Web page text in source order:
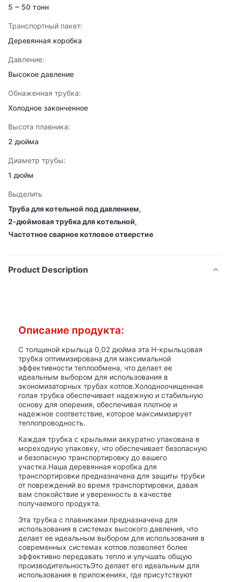
5 ~ 50 тонн
Транспортный пакет:
Деревянная коробка
Давление:
Высокое давление
Обнаженная трубка:
Холодное законченное
Высота плавника:
2 дюйма
Диаметр трубы:
1 дюйм
Выделить
Труба для котельной под давлением,
2-дюймовая трубка для котельной,
Частотное сварное котловое отверстие
Product Description
Описание продукта:
С толщиной крыльца 0,02 дюйма эта H-крыльцовая
трубка оптимизирована для максимальной
эффективности теплообмена, что делает ее
идеальным выбором для использования в
экономизаторных трубах котлов.Холодноочищенная
голая трубка обеспечивает надежную и стабильную
основу для оперения, обеспечивая плотное и
надежное соответствие, которое максимизирует
теплопроводность.
Каждая трубка с крыльями аккуратно упакована в
мореходную упаковку, что обеспечивает безопасную
и безопасную транспортировку до вашего
участка.Наша деревянная коробка для
транспортировки предназначена для защиты трубки
от повреждений во время транспортировки, давая
вам спокойствие и уверенность в качестве
получаемого продукта.
Эта трубка с плавниками предназначена для
использования в системах высокого давления, что
делает ее идеальным выбором для использования в
современных системах котлов.позволяет более
эффективно передавать тепло и улучшать общую
производительностьЭто делает его идеальным для
использования в приложениях, где присутствуют